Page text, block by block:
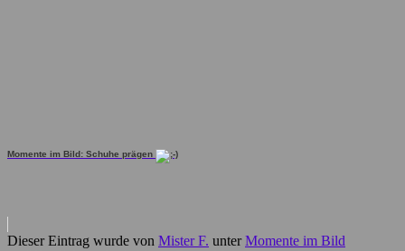
Momente im Bild: Schuhe prägen
Dieser Eintrag wurde von Mister F. unterMomente im Bild